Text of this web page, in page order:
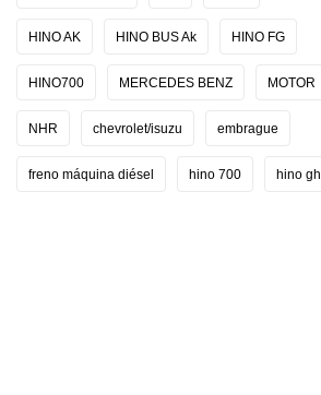
HINO AK HINO BUS Ak HINO FG
HINO700 MERCEDES BENZ MOTOR
NHR chevrolet/isuzu embrague
freno máquina diésel hino 700 hino gh